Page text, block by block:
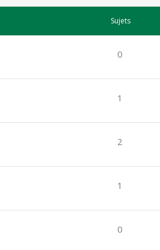
Sujets
0
1
2
1
0